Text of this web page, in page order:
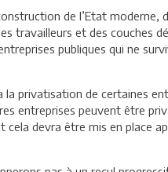
de l’Etat moderne,
travailleurs et des couches
publiques qui ne
la privatisation de certaines
entreprises peuvent être
devra être mis en place